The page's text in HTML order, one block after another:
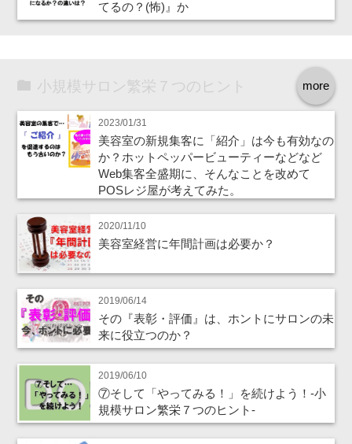
てるの？(怖)』か
more
小規模サロン繁栄７つのヒント
2023/01/31
美容室の新規集客に「紹介」は今も有効なの
か？ホットペッパービューティーなどなど
Web集客全盛期に、そんなことを改めて
POSレジ屋が考えてみた。
2020/11/10
美容室経営に年間計画は必要か？
2019/06/14
その『表彰・評価』は、ホントにサロンの未
来に役立つのか？
2019/06/10
⑦そして「やってみる！」を続けよう！‐小
規模サロン繁栄７つのヒント‐